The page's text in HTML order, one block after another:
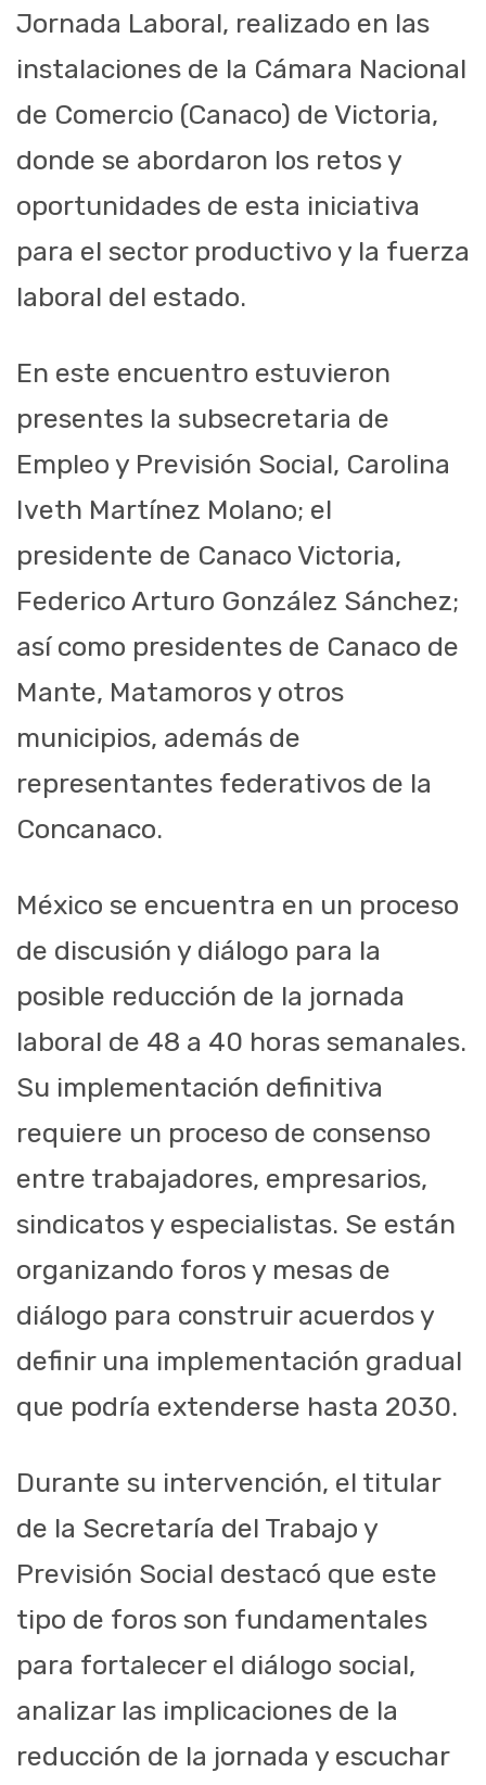
Jornada Laboral, realizado en las
instalaciones de la Cámara Nacional
de Comercio (Canaco) de Victoria,
donde se abordaron los retos y
oportunidades de esta iniciativa
para el sector productivo y la fuerza
laboral del estado.
En este encuentro estuvieron
presentes la subsecretaria de
Empleo y Previsión Social, Carolina
Iveth Martínez Molano; el
presidente de Canaco Victoria,
Federico Arturo González Sánchez;
así como presidentes de Canaco de
Mante, Matamoros y otros
municipios, además de
representantes federativos de la
Concanaco.
México se encuentra en un proceso
de discusión y diálogo para la
posible reducción de la jornada
laboral de 48 a 40 horas semanales.
Su implementación definitiva
requiere un proceso de consenso
entre trabajadores, empresarios,
sindicatos y especialistas. Se están
organizando foros y mesas de
diálogo para construir acuerdos y
definir una implementación gradual
que podría extenderse hasta 2030.
Durante su intervención, el titular
de la Secretaría del Trabajo y
Previsión Social destacó que este
tipo de foros son fundamentales
para fortalecer el diálogo social,
analizar las implicaciones de la
reducción de la jornada y escuchar